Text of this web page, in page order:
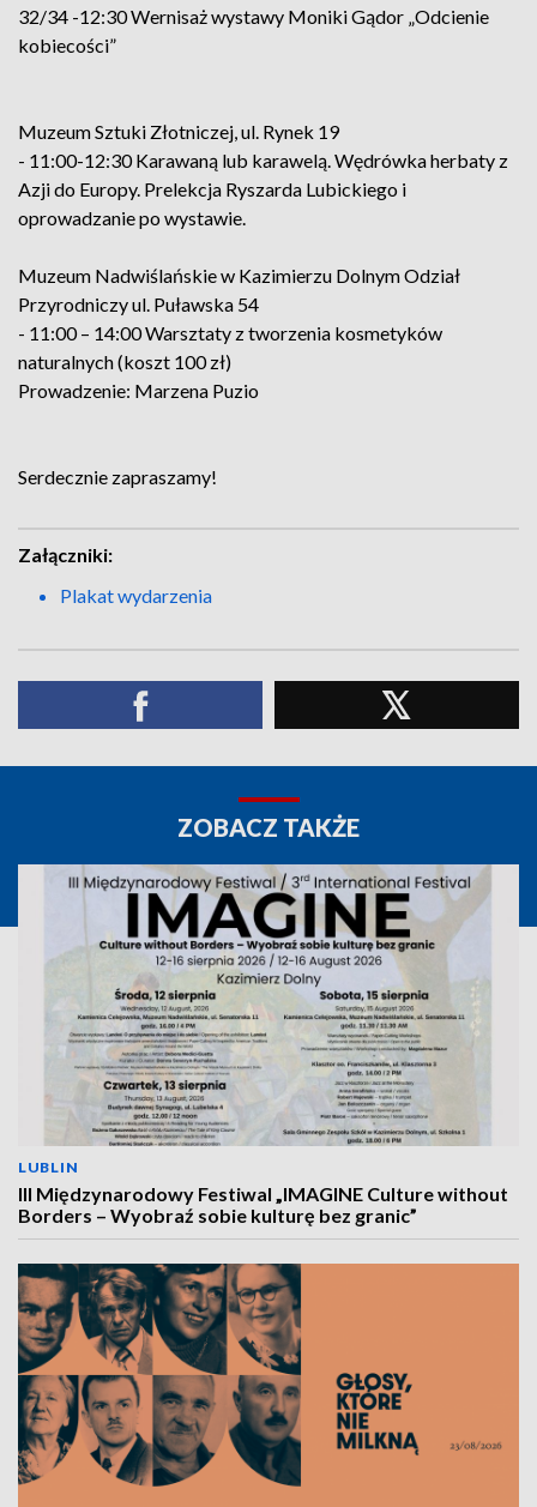
32/34 -12:30 Wernisaż wystawy Moniki Gądor „Odcienie
kobiecości”
Muzeum Sztuki Złotniczej, ul. Rynek 19
- 11:00-12:30 Karawaną lub karawelą. Wędrówka herbaty z
Azji do Europy. Prelekcja Ryszarda Lubickiego i
oprowadzanie po wystawie.
Muzeum Nadwiślańskie w Kazimierzu Dolnym Odział
Przyrodniczy ul. Puławska 54
- 11:00 – 14:00 Warsztaty z tworzenia kosmetyków
naturalnych (koszt 100 zł)
Prowadzenie: Marzena Puzio
Serdecznie zapraszamy!
Załączniki:
Plakat wydarzenia
ZOBACZ TAKŻE
LUBLIN
III Międzynarodowy Festiwal „IMAGINE Culture without
Borders – Wyobraź sobie kulturę bez granic”